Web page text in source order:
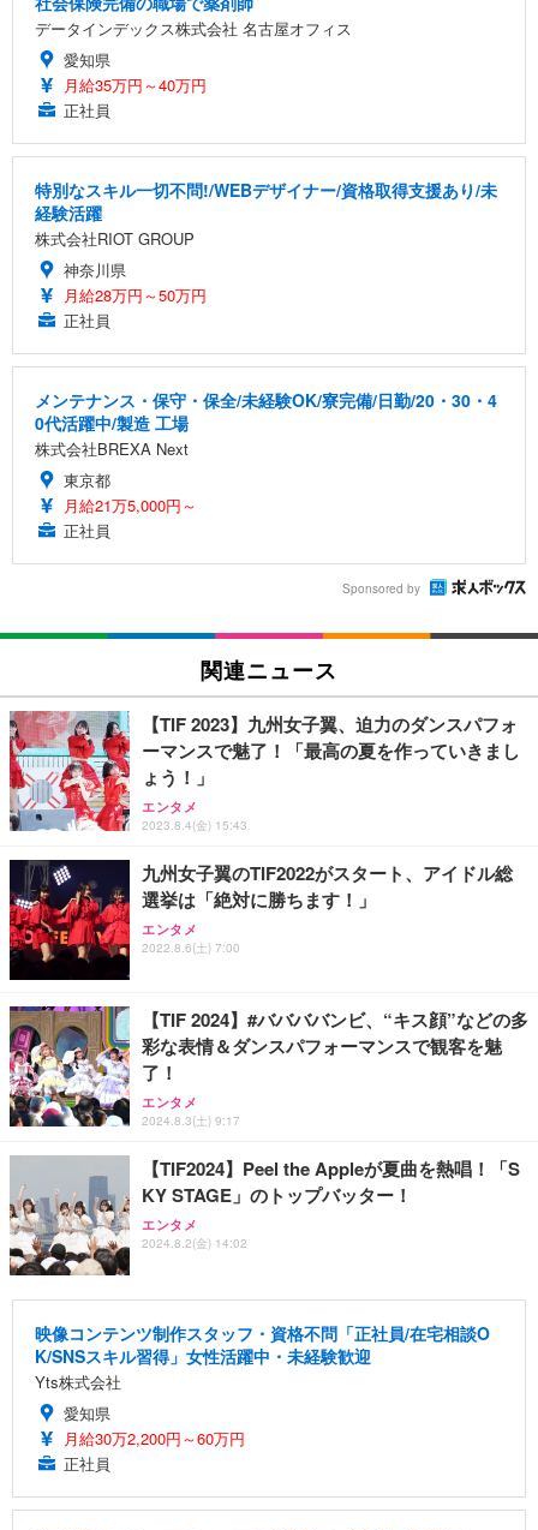
データインデックス株式会社 名古屋オフィス
愛知県
月給35万円～40万円
正社員
特別なスキル一切不問!/WEBデザイナー/資格取得支援あり/未
経験活躍
株式会社RIOT GROUP
神奈川県
月給28万円～50万円
正社員
メンテナンス・保守・保全/未経験OK/寮完備/日勤/20・30・4
0代活躍中/製造 工場
株式会社BREXA Next
東京都
月給21万5,000円～
正社員
Sponsored by
関連ニュース
【TIF 2023】九州女子翼、迫力のダンスパフォ
ーマンスで魅了！「最高の夏を作っていきまし
ょう！」
エンタメ
2023.8.4(金) 15:43
九州女子翼のTIF2022がスタート、アイドル総
選挙は「絶対に勝ちます！」
エンタメ
2022.8.6(土) 7:00
【TIF 2024】#ババババンビ、“キス顔”などの多
彩な表情＆ダンスパフォーマンスで観客を魅
了！
エンタメ
2024.8.3(土) 9:17
【TIF2024】Peel the Appleが夏曲を熱唱！「S
KY STAGE」のトップバッター！
エンタメ
2024.8.2(金) 14:02
映像コンテンツ制作スタッフ・資格不問「正社員/在宅相談O
K/SNSスキル習得」女性活躍中・未経験歓迎
Yts株式会社
愛知県
月給30万2,200円～60万円
正社員